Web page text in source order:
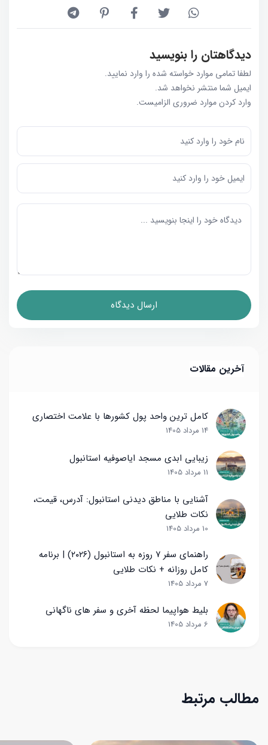
دیدگاهتان را بنویسید
لطفا تمامی موارد خواسته شده را وارد نمایید.
ایمیل شما منتشر نخواهد شد.
وارد کردن موارد ضروری الزامیست.
آخرین مقالات
کامل ترین واحد پول کشورها با علامت اختصاری
14 مرداد 1405
زیبایی ابدی مسجد ایاصوفیه استانبول
11 مرداد 1405
آشنایی با مناطق دیدنی استانبول: آدرس، قیمت،
نکات طلایی
10 مرداد 1405
راهنمای سفر ۷ روزه به استانبول (۲۰۲۶) | برنامه
کامل روزانه + نکات طلایی
7 مرداد 1405
بلیط هواپیما لحظه آخری و سفر های ناگهانی
6 مرداد 1405
مطالب مرتبط